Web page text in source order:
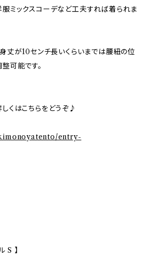
ミックスコーデなど工夫すれば着られま
丈が10センチ長いくらいまでは腰紐の位
可能です。
くはこちらをどうぞ♪
entry-
S 】